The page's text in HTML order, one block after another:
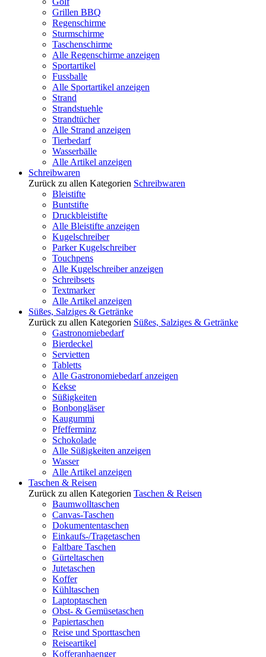
Grillen BBQ
Regenschirme
Sturmschirme
Taschenschirme
Alle Regenschirme anzeigen
Sportartikel
Fussballe
Alle Sportartikel anzeigen
Strand
Strandstuehle
Strandtücher
Alle Strand anzeigen
Tierbedarf
Wasserbälle
Alle Artikel anzeigen
Schreibwaren
Zurück zu allen Kategorien Schreibwaren
Bleistifte
Buntstifte
Druckbleistifte
Alle Bleistifte anzeigen
Kugelschreiber
Parker Kugelschreiber
Touchpens
Alle Kugelschreiber anzeigen
Schreibsets
Textmarker
Alle Artikel anzeigen
Süßes, Salziges & Getränke
Zurück zu allen Kategorien Süßes, Salziges & Getränke
Gastronomiebedarf
Bierdeckel
Servietten
Tabletts
Alle Gastronomiebedarf anzeigen
Kekse
Süßigkeiten
Bonbongläser
Kaugummi
Pfefferminz
Schokolade
Alle Süßigkeiten anzeigen
Wasser
Alle Artikel anzeigen
Taschen & Reisen
Zurück zu allen Kategorien Taschen & Reisen
Baumwolltaschen
Canvas-Taschen
Dokumententaschen
Einkaufs-/Tragetaschen
Faltbare Taschen
Gürteltaschen
Jutetaschen
Koffer
Kühltaschen
Laptoptaschen
Obst- & Gemüsetaschen
Papiertaschen
Reise und Sporttaschen
Reiseartikel
Kofferanhaenger